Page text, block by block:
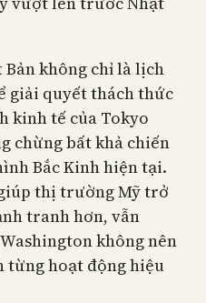
Bản không chỉ là lịch
giải quyết thách thức
kinh tế của Tokyo
chừng bất khả chiến
Bắc Kinh hiện tại.
thị trường Mỹ trở
tranh hơn, vẫn
không nên
từng hoạt động hiệu